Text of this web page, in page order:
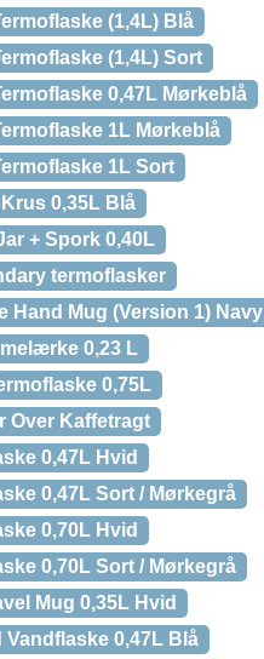
(1,4L) Blå
(1,4L) Sort
0,47L Mørkeblå
1L Mørkeblå
1L Sort
0,35L Blå
+ Spork 0,40L
termoflasker
Hand Mug (Version 1)
0,23 L
0,75L
Over Kaffetragt
0,47L Hvid
0,47L Sort / Mørkegrå
0,70L Hvid
0,70L Sort / Mørkegrå
Mug 0,35L Hvid
0,47L Blå